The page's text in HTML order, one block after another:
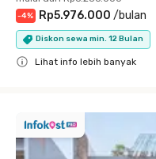
-4% Rp5.976.000 /bulan
Diskon sewa min. 12 Bulan
Lihat info lebih banyak